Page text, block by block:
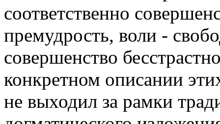
соответственно
премудрость, воли -
совершенство
конкретном описании
не выходил за рамки